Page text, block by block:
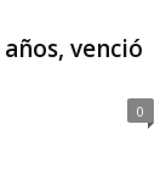
venció
0